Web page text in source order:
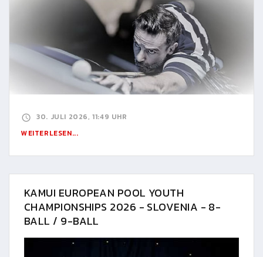
30. JULI 2026, 11:49 UHR
WEITERLESEN...
KAMUI EUROPEAN POOL YOUTH
CHAMPIONSHIPS 2026 - SLOVENIA - 8-
BALL / 9-BALL